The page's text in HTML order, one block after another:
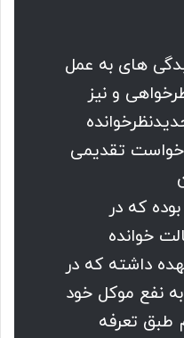
های به عمل
و نیز
تقدیمی
که در
خوانده
داشته که در
نفع موکل خود
طبق تعرفه